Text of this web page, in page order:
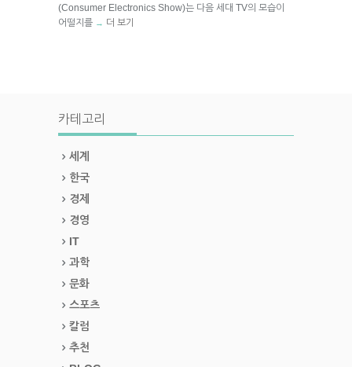
(Consumer Electronics Show)는 다음 세대 TV의 모습이
어떨지를 → 더 보기
카테고리
세계
한국
경제
경영
IT
과학
문화
스포츠
칼럼
추천